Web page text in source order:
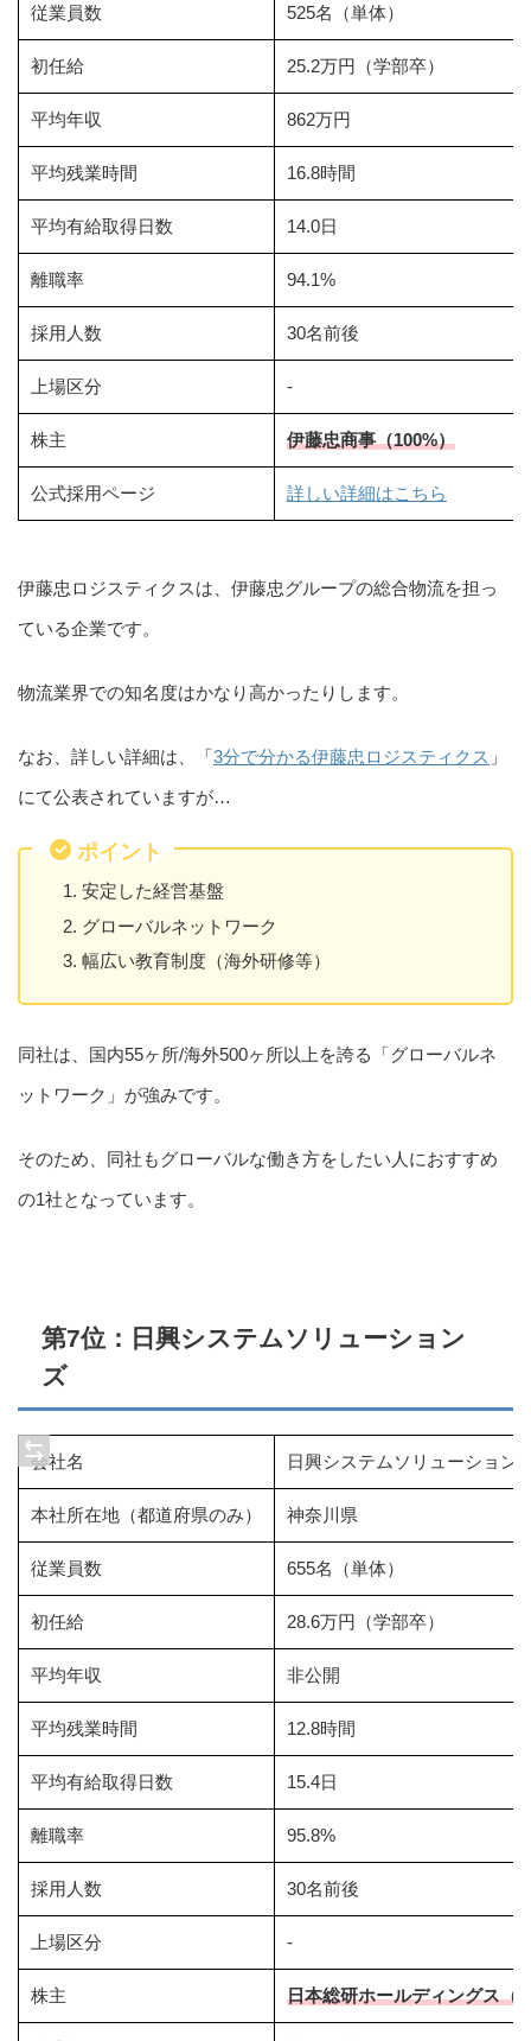
従業員数 525名（単体）
初任給 25.2万円（学部卒）
平均年収 862万円
平均残業時間 16.8時間
平均有給取得日数 14.0日
離職率 94.1%
採用人数 30名前後
上場区分 -
株主 伊藤忠商事（100%）
公式採用ページ 詳しい詳細はこちら
伊藤忠ロジスティクスは、伊藤忠グループの総合物流を担っ
ている企業です。
物流業界での知名度はかなり高かったりします。
なお、詳しい詳細は、「3分で分かる伊藤忠ロジスティクス 」
にて公表されていますが…
ポイント
安定した経営基盤
グローバルネットワーク
幅広い教育制度（海外研修等）
同社は、国内55ヶ所/海外500ヶ所以上を誇る「グローバルネ
ットワーク」が強みです。
そのため、同社もグローバルな働き方をしたい人におすすめ
の1社となっています。
第7位：日興システムソリューション
ズ
会社名 日興システムソリューション
本社所在地（都道府県のみ） 神奈川県
従業員数 655名（単体）
初任給 28.6万円（学部卒）
平均年収 非公開
平均残業時間 12.8時間
平均有給取得日数 15.4日
離職率 95.8%
採用人数 30名前後
上場区分 -
株主 日本総研ホールディングス（